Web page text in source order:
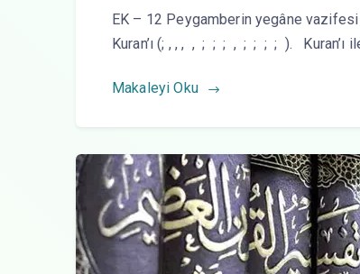
EK – 12 Peygamberin yegâne vazifesi
Kuran’ı (; , , , , ; ; ; , ; ; ; ; ). Kuran’ı
Makaleyi Oku